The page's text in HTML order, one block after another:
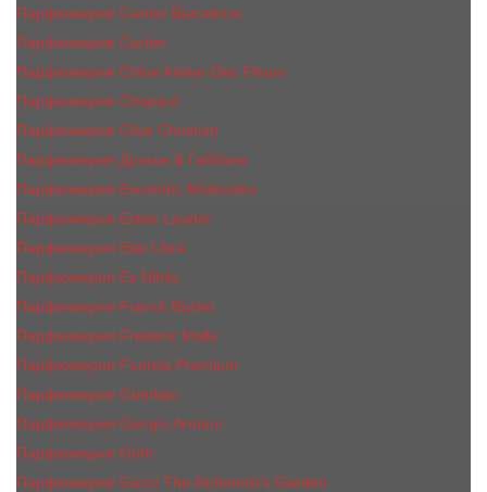
Парфюмерия Carner Barcelona
Парфюмерия Cartier
Парфюмерия Chloe Atelier Des Fleurs
Парфюмерия Сhopard
Парфюмерия Clive Christian
Парфюмерия Дольче & Габбана
Парфюмерия Escentric Molecules
Парфюмерия Estee Lаudеr
Парфюмерия Etat Libre
Парфюмерия Ex Nihilo
Парфюмерия Franck Boclet
Парфюмерия Frеderic Mаlle
Парфюмерия Fontela Premium
Парфюмерия Guerlain
Парфюмерия Giorgio Armani
Парфюмерия Gritti
Парфюмерия Gucci The Alchemist’s Garden.